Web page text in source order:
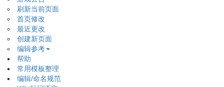
刷新当前页面
首页修改
最近更改
创建新页面
编辑参考
帮助
常用模板整理
编辑/命名规范